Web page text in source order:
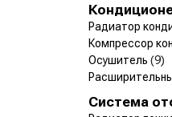
Радиатор
Компрессор
Осушитель (9)
Система